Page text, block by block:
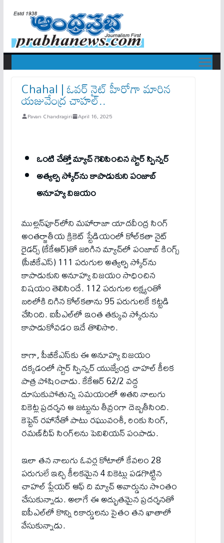
Chahal | ఓవ‌ర్ నైట్ హీరోగా మారిన
య‌జువేంద్ర చాహ‌ల్..
Pavan Chandragiri April 16, 2025
ఒంటి చేత్తో మ్యాచ్ గెలిపించిన స్టార్ స్పిన్న‌ర్
అత్య‌ల్ప స్కోర్‌ను కాపాడుకుని పంజాబ్
అనూహ్య విజ‌యం
ముల్లన్‌పూర్‌లోని మహారాజా యాదవీంద్ర సింగ్
అంతర్జాతీయ క్రికెట్ స్టేడియంలో కోల్‌కతా నైట్
రైడర్స్ (కేకేఆర్‌)తో జరిగిన మ్యాచ్‌లో పంజాబ్ కింగ్స్
(పీబీకేఎస్‌) 111 ప‌రుగుల అత్య‌ల్ప స్కోర్‌ను
కాపాడుకుని అనూహ్య విజ‌యం సాధించిన
విష‌యం తెలిసిందే. 112 ప‌రుగుల లక్ష్యంతో
బ‌రిలోకి దిగిన కోల్‌క‌తాను 95 ప‌రుగుల‌కే క‌ట్ట‌డి
చేసింది. ఐపీఎల్‌లో ఇంత త‌క్కువ స్కోరును
కాపాడుకోవ‌డం ఇదే తొలిసారి.
కాగా, పీబీకేఎస్‌కు ఈ అనూహ్య విజ‌యం
ద‌క్క‌డంలో స్టార్ స్పిన్న‌ర్‌ యుజ్వేంద్ర చాహల్ కీల‌క
పాత్ర పోషించాడు. కేకేఆర్‌ 62/2 వద్ద
దూసుకుపోతున్న సమయంలో అతని నాలుగు
వికెట్ల ప్రదర్శన ఆ జ‌ట్టును తీవ్రంగా దెబ్బ‌తీసింది.
కెప్టెన్‌ రహానేతో పాటు రఘువంశీ, రింకు సింగ్,
రమణ్‌దీప్ సింగ్‌లను పెవిలియ‌న్ పంపాడు.
ఇలా త‌న నాలుగు ఓవ‌ర్ల కోటాలో కేవ‌లం 28
ప‌రుగులే ఇచ్చి కీల‌క‌మైన 4 వికెట్లు ప‌డ‌గొట్టిన
చాహ‌ల్ ప్లేయ‌ర్ ఆఫ్ ది మ్యాచ్ అవార్డును సొంతం
చేసుకున్నాడు. అలాగే ఈ అద్భుత‌మైన ప్ర‌ద‌ర్శ‌న‌తో
ఐపీఎల్‌లో కొన్ని రికార్డుల‌ను సైతం త‌న ఖాతాలో
వేసుకున్నాడు.